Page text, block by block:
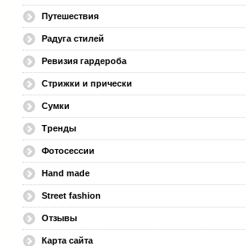
Путешествия
Радуга стилей
Ревизия гардероба
Стрижки и прически
Сумки
Тренды
Фотосессии
Hand made
Street fashion
Отзывы
Карта сайта